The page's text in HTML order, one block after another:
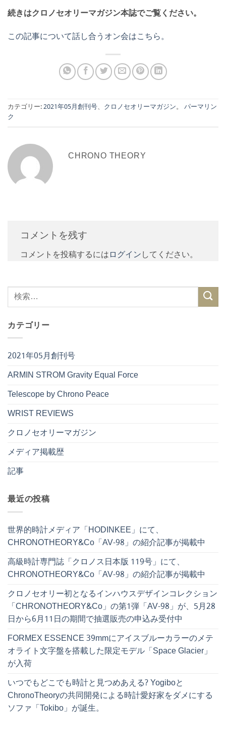
続きはクロノセオリーマガジン本誌でご覧ください。
この記事について話し合うオン会はこちら。
カテゴリー:2021年05月創刊号、 クロノセオリーマガジン。 パーマリン
ク
CHRONO THEORY
コメントを残す
コメントを投稿するにはログインしてください。
カテゴリー
2021年05月創刊号
ARMIN STROM Gravity Equal Force
Telescope by Chrono Peace
WRIST REVIEWS
クロノセオリーマガジン
メディア掲載歴
記事
最近の投稿
世界的時計メディア「HODINKEE」にて、
CHRONOTHEORY&Co「AV-98」の紹介記事が掲載中
高級時計専門誌「クロノス日本版 119号」にて、
CHRONOTHEORY&Co「AV-98」の紹介記事が掲載中
クロノセオリー初となるインハウスデザインコレクション
「CHRONOTHEORY&Co」の第1弾「AV-98」が、5月28
日から6月11日の期間で抽選販売の申込み受付中
FORMEX ESSENCE 39mmにアイスブルーカラーのメテ
オライト文字盤を搭載した限定モデル「Space Glacier」
が入荷
いつでもどこでも時計と見つめあえる? Yogiboと
ChronoTheoryの共同開発による時計愛好家をダメにする
ソファ「Tokibo」が誕生。